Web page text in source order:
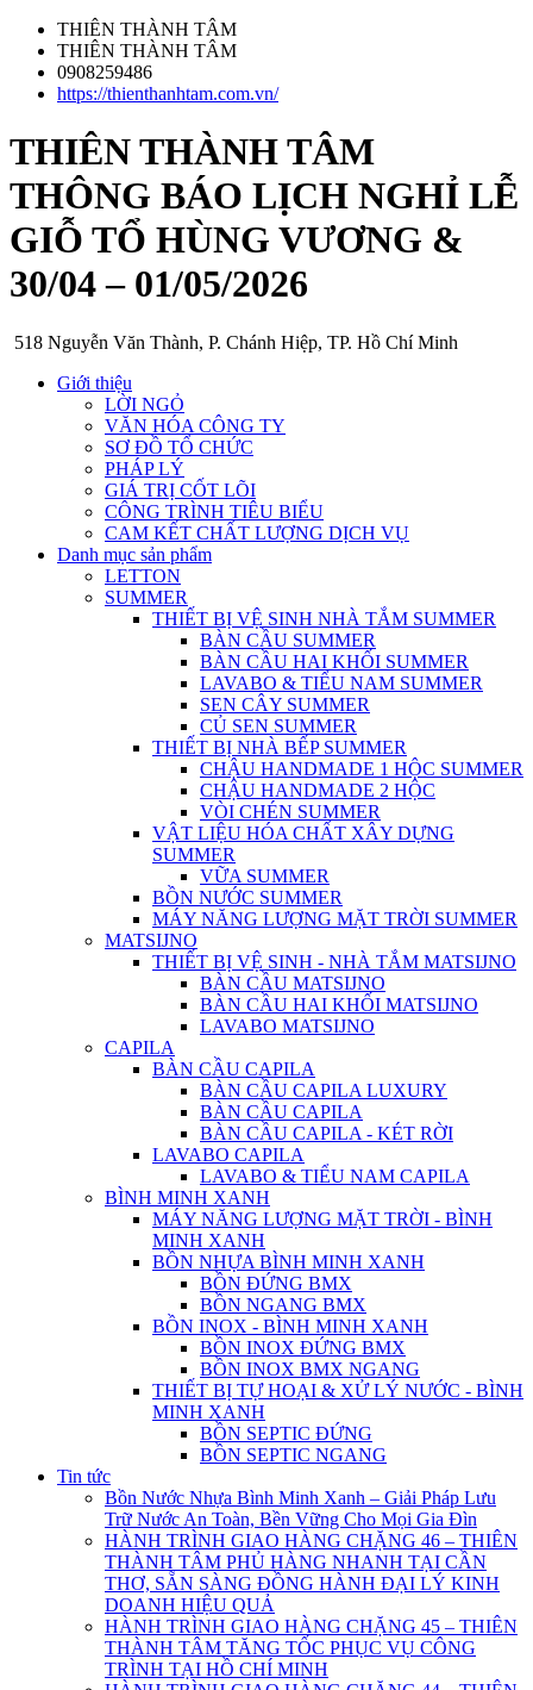
THIÊN THÀNH TÂM
THIÊN THÀNH TÂM
0908259486
https://thienthanhtam.com.vn/
THIÊN THÀNH TÂM
THÔNG BÁO LỊCH NGHỈ LỄ
GIỖ TỔ HÙNG VƯƠNG &
30/04 – 01/05/2026
518 Nguyễn Văn Thành, P. Chánh Hiệp, TP. Hồ Chí Minh
Giới thiệu
LỜI NGỎ
VĂN HÓA CÔNG TY
SƠ ĐỒ TỔ CHỨC
PHÁP LÝ
GIÁ TRỊ CỐT LÕI
CÔNG TRÌNH TIÊU BIỂU
CAM KẾT CHẤT LƯỢNG DỊCH VỤ
Danh mục sản phẩm
LETTON
SUMMER
THIẾT BỊ VỆ SINH NHÀ TẮM SUMMER
BÀN CẦU SUMMER
BÀN CẦU HAI KHỐI SUMMER
LAVABO & TIỂU NAM SUMMER
SEN CÂY SUMMER
CỦ SEN SUMMER
THIẾT BỊ NHÀ BẾP SUMMER
CHẬU HANDMADE 1 HỘC SUMMER
CHẬU HANDMADE 2 HỘC
VÒI CHÉN SUMMER
VẬT LIỆU HÓA CHẤT XÂY DỰNG
SUMMER
VỮA SUMMER
BỒN NƯỚC SUMMER
MÁY NĂNG LƯỢNG MẶT TRỜI SUMMER
MATSIJNO
THIẾT BỊ VỆ SINH - NHÀ TẮM MATSIJNO
BÀN CẦU MATSIJNO
BÀN CẦU HAI KHỐI MATSIJNO
LAVABO MATSIJNO
CAPILA
BÀN CẦU CAPILA
BÀN CẦU CAPILA LUXURY
BÀN CẦU CAPILA
BÀN CẦU CAPILA - KÉT RỜI
LAVABO CAPILA
LAVABO & TIỂU NAM CAPILA
BÌNH MINH XANH
MÁY NĂNG LƯỢNG MẶT TRỜI - BÌNH
MINH XANH
BỒN NHỰA BÌNH MINH XANH
BỒN ĐỨNG BMX
BỒN NGANG BMX
BỒN INOX - BÌNH MINH XANH
BỒN INOX ĐỨNG BMX
BỒN INOX BMX NGANG
THIẾT BỊ TỰ HOẠI & XỬ LÝ NƯỚC - BÌNH
MINH XANH
BỒN SEPTIC ĐỨNG
BỒN SEPTIC NGANG
Tin tức
Bồn Nước Nhựa Bình Minh Xanh – Giải Pháp Lưu
Trữ Nước An Toàn, Bền Vững Cho Mọi Gia Đìn
HÀNH TRÌNH GIAO HÀNG CHẶNG 46 – THIÊN
THÀNH TÂM PHỦ HÀNG NHANH TẠI CẦN
THƠ, SẴN SÀNG ĐỒNG HÀNH ĐẠI LÝ KINH
DOANH HIỆU QUẢ
HÀNH TRÌNH GIAO HÀNG CHẶNG 45 – THIÊN
THÀNH TÂM TĂNG TỐC PHỤC VỤ CÔNG
TRÌNH TẠI HỒ CHÍ MINH